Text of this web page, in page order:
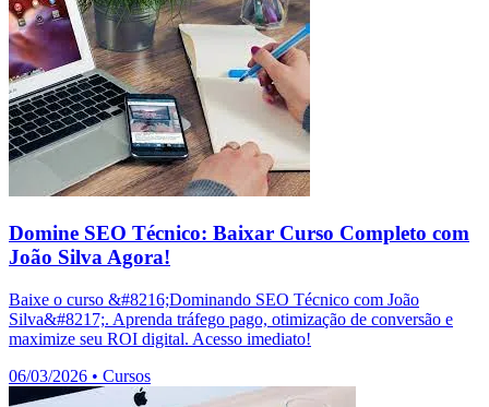
Domine SEO Técnico: Baixar Curso Completo com
João Silva Agora!
Baixe o curso &#8216;Dominando SEO Técnico com João
Silva&#8217;. Aprenda tráfego pago, otimização de conversão e
maximize seu ROI digital. Acesso imediato!
06/03/2026 • Cursos